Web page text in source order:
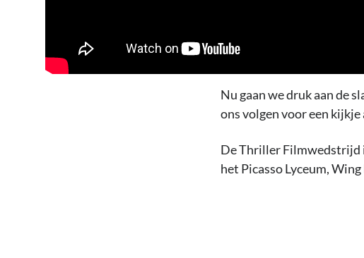
Nu gaan we druk aan de
ons volgen voor een
De Thriller Filmwedstrijd
het Picasso Lyceum,